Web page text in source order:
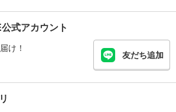
式アカウント
け！
友だち追加